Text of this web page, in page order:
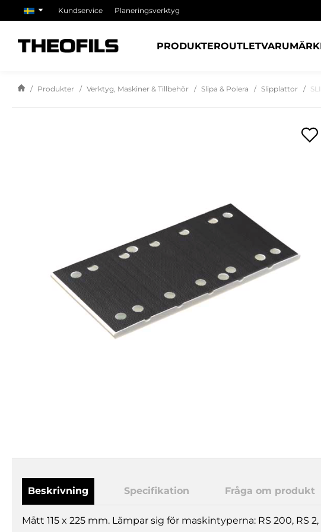
Kundservice Planeringsverktyg
PRODUKTEROUTLET
Produkter Verktyg, Maskiner & Tillbehör Slipa & Polera Slipplattor
Beskrivning Specifikation Fråga om produkt
Mått 115 x 225 mm. Lämpar sig för maskintyperna: RS 200, RS 2,